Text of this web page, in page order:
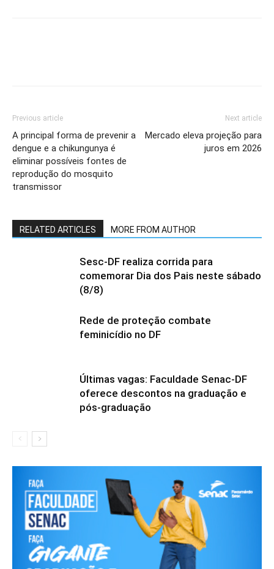
Previous article
A principal forma de prevenir a
dengue e a chikungunya é
eliminar possíveis fontes de
reprodução do mosquito
transmissor
Next article
Mercado eleva projeção para
juros em 2026
RELATED ARTICLES MORE FROM AUTHOR
Sesc-DF realiza corrida para
comemorar Dia dos Pais neste sábado
(8/8)
Rede de proteção combate
feminicídio no DF
Últimas vagas: Faculdade Senac-DF
oferece descontos na graduação e
pós-graduação